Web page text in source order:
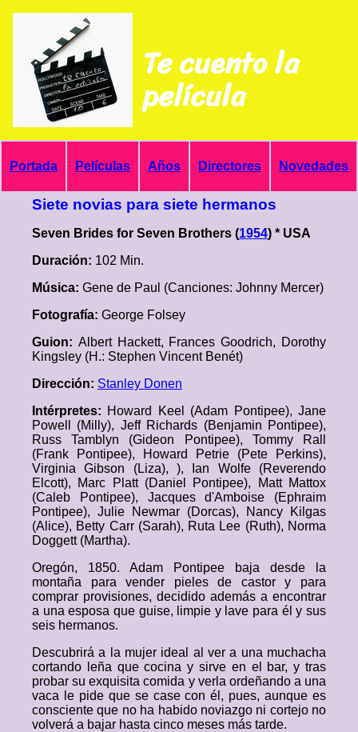
Te cuento la
película
Portada Películas Años Directores Novedades
Siete novias para siete hermanos
Seven Brides for Seven Brothers (1954) * USA
Duración: 102 Min.
Música: Gene de Paul (Canciones: Johnny Mercer)
Fotografía: George Folsey
Guion: Albert Hackett, Frances Goodrich, Dorothy
Kingsley (H.: Stephen Vincent Benét)
Dirección: Stanley Donen
Intérpretes: Howard Keel (Adam Pontipee), Jane
Powell (Milly), Jeff Richards (Benjamin Pontipee),
Russ Tamblyn (Gideon Pontipee), Tommy Rall
(Frank Pontipee), Howard Petrie (Pete Perkins),
Virginia Gibson (Liza), ), Ian Wolfe (Reverendo
Elcott), Marc Platt (Daniel Pontipee), Matt Mattox
(Caleb Pontipee), Jacques d'Amboise (Ephraim
Pontipee), Julie Newmar (Dorcas), Nancy Kilgas
(Alice), Betty Carr (Sarah), Ruta Lee (Ruth), Norma
Doggett (Martha).
Oregón, 1850. Adam Pontipee baja desde la
montaña para vender pieles de castor y para
comprar provisiones, decidido además a encontrar
a una esposa que guise, limpie y lave para él y sus
seis hermanos.
Descubrirá a la mujer ideal al ver a una muchacha
cortando leña que cocina y sirve en el bar, y tras
probar su exquisita comida y verla ordeñando a una
vaca le pide que se case con él, pues, aunque es
consciente que no ha habido noviazgo ni cortejo no
volverá a bajar hasta cinco meses más tarde.